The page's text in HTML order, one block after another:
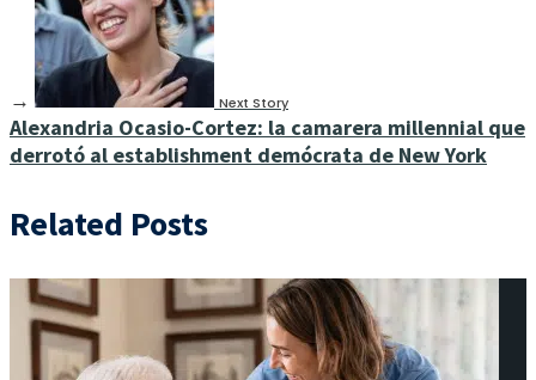
→ Next Story
Alexandria Ocasio-Cortez: la camarera millennial que
derrotó al establishment demócrata de New York
Related Posts